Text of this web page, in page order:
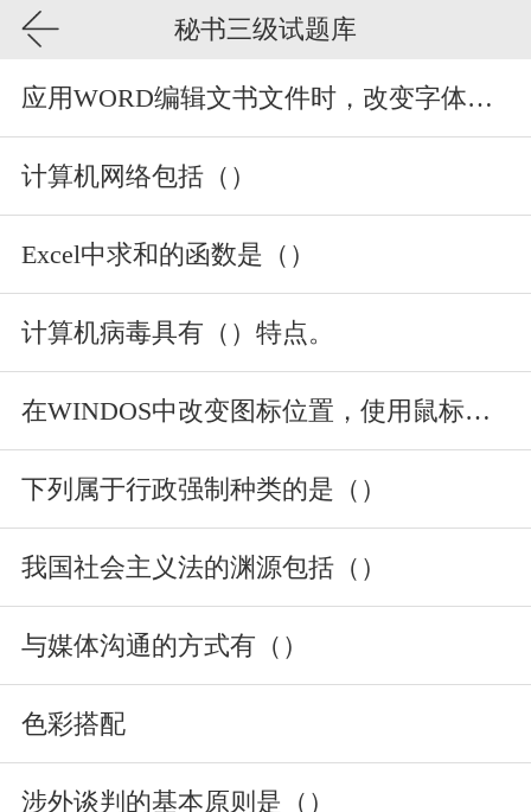
秘书三级试题库
应用WORD编辑文书文件时，改变字体、字号的操作，可以点菜单项（
计算机网络包括（）
Excel中求和的函数是（）
计算机病毒具有（）特点。
在WINDOS中改变图标位置，使用鼠标器的（）功能。
下列属于行政强制种类的是（）
我国社会主义法的渊源包括（）
与媒体沟通的方式有（）
色彩搭配
涉外谈判的基本原则是（）